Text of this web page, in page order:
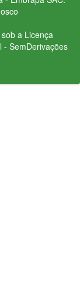
a Licença
SemDerivações